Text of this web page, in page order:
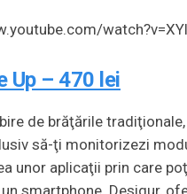
Up – 470 lei
de brăţările
să-ţi monitorizezi
unor aplicaţii prin care
smartphone. Desigur,